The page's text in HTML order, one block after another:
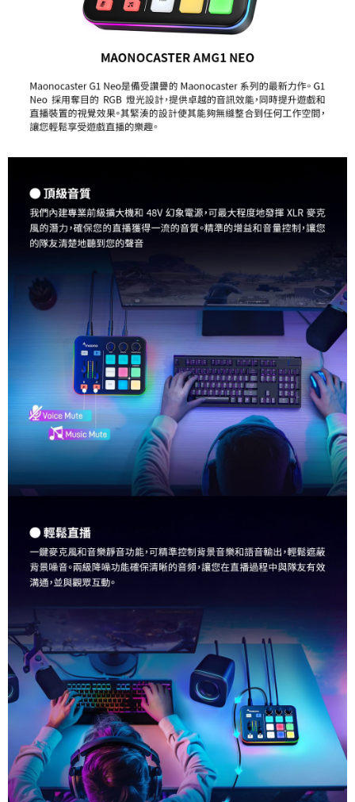
２．關於個人資料處理事宜，請瀏覽以下網址：
https://aftee.tw/terms/#terms3
３．未成年的使用者請事先徵得法定代理人或監護人之同意方可使用
時審查核予不同之上限額度；若仍有額度不足之情形，本公司將視審查結果
請求用戶進行身份認證。
５．嚴禁一人註冊多個帳號或使用他人資訊註冊。若發現惡意使用之情形，
恩沛科技股份有限公司將有權停止該用戶之使用額度並採取法律行動。